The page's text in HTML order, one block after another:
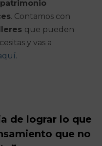
. Contamos con
que pueden
y vas a
de lograr lo que
que no